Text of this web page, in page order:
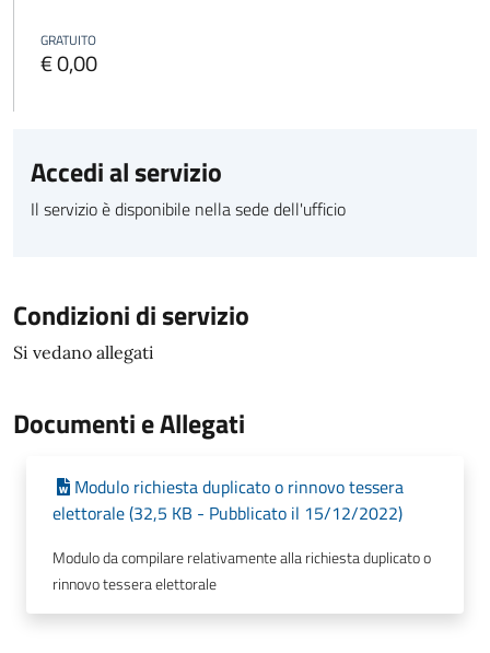
GRATUITO
€ 0,00
Accedi al servizio
Il servizio è disponibile nella sede dell'ufficio
Condizioni di servizio
Si vedano allegati
Documenti e Allegati
Modulo richiesta duplicato o rinnovo tessera
elettorale (32,5 KB - Pubblicato il 15/12/2022)
Modulo da compilare relativamente alla richiesta duplicato o
rinnovo tessera elettorale